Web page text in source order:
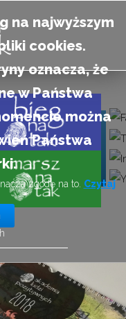
Connect
na najwyższym
cookies.
oznacza, że
w Państwa
można
Państwa
zgodę na to. Czytaj